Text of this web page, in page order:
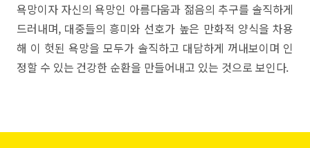
욕망이자 자신의 욕망인 아름다움과 젊음의 추구를 솔직하게
드러내며, 대중들의 흥미와 선호가 높은 만화적 양식을 차용
해 이 헛된 욕망을 모두가 솔직하고 대담하게 꺼내보이며 인
정할 수 있는 건강한 순환을 만들어내고 있는 것으로 보인다.